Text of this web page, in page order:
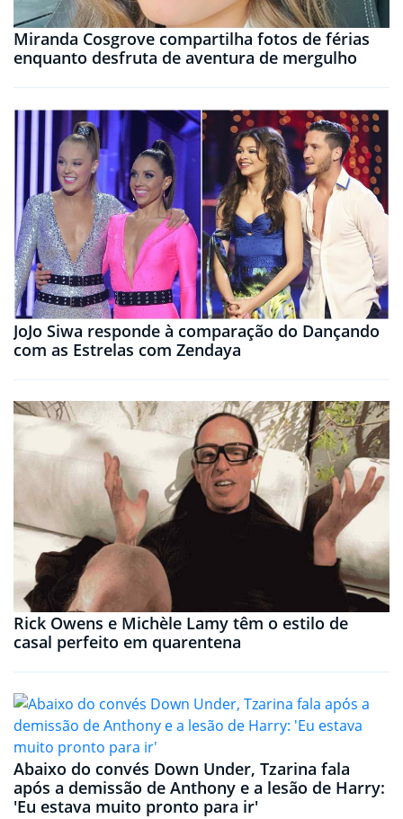
Miranda Cosgrove compartilha fotos de férias
enquanto desfruta de aventura de mergulho
JoJo Siwa responde à comparação do Dançando
com as Estrelas com Zendaya
Rick Owens e Michèle Lamy têm o estilo de
casal perfeito em quarentena
Abaixo do convés Down Under, Tzarina fala
após a demissão de Anthony e a lesão de Harry:
'Eu estava muito pronto para ir'